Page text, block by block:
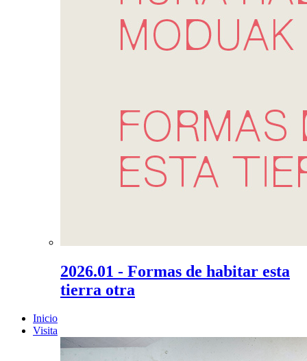
2026.01 - Formas de habitar esta
tierra otra
Inicio
Visita